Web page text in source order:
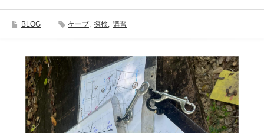
BLOG ケーブ, 探検, 講習